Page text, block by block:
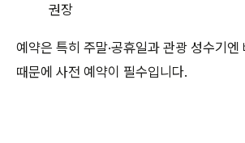
권장
예약은 특히 주말·공휴일과 관광 성수기엔
때문에 사전 예약이 필수입니다.